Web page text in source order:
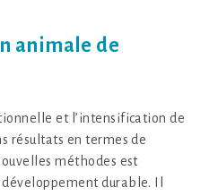
animale de
et l’intensification de
résultats en termes de
méthodes est
durable. Il